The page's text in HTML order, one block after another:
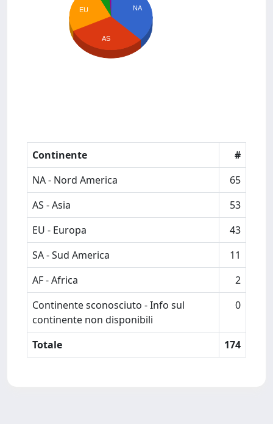
NA
EU
AS
Continente
#
NA - Nord America
65
AS - Asia
53
EU - Europa
43
SA - Sud America
11
AF - Africa
2
Continente sconosciuto - Info sul
continente non disponibili
0
Totale 174